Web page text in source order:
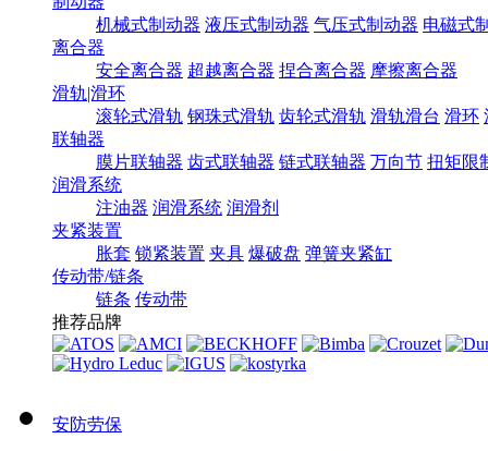
机械式制动器 液压式制动器 气压式制动器 电磁式
离合器
安全离合器 超越离合器 捏合离合器 摩擦离合器
滑轨|滑环
滚轮式滑轨 钢珠式滑轨 齿轮式滑轨 滑轨滑台 滑环
联轴器
膜片联轴器 齿式联轴器 链式联轴器 万向节 扭矩限
润滑系统
注油器 润滑系统 润滑剂
夹紧装置
胀套 锁紧装置 夹具 爆破盘 弹簧夹紧缸
传动带/链条
链条 传动带
推荐品牌
安防劳保